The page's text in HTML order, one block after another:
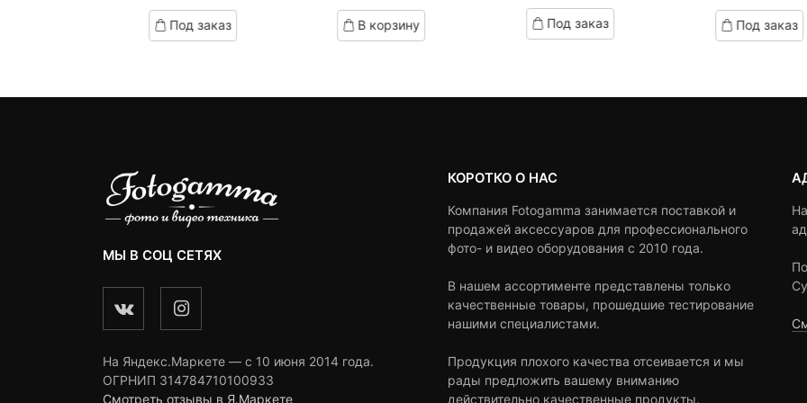
based
on
customer
Под заказ
based
on
customer
В корзину
based
on
customer
Под заказ
based
on
customer
Под заказ
МЫ В СОЦ СЕТЯХ
На Яндекс.Маркете — c 10 июня 2014 года.
ОГРНИП 314784710100933
Смотреть отзывы в Я.Маркете
КОРОТКО О НАС
Компания Fotogamma занимается поставкой и
продажей аксессуаров для профессионального
фото- и видео оборудования с 2010 года.
В нашем ассортименте представлены только
качественные товары, прошедшие тестирование
нашими специалистами.
Продукция плохого качества отсеивается и мы
рады предложить вашему вниманию
действительно качественные продукты.